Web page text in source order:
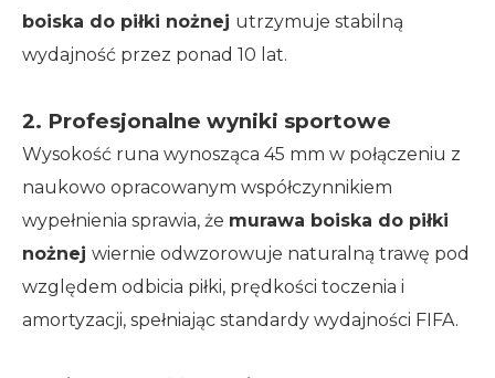
boiska do piłki nożnej utrzymuje stabilną
wydajność przez ponad 10 lat.
2. Profesjonalne wyniki sportowe
Wysokość runa wynosząca 45 mm w połączeniu z
naukowo opracowanym współczynnikiem
wypełnienia sprawia, że ​​murawa boiska do piłki
nożnej wiernie odwzorowuje naturalną trawę pod
względem odbicia piłki, prędkości toczenia i
amortyzacji, spełniając standardy wydajności FIFA.